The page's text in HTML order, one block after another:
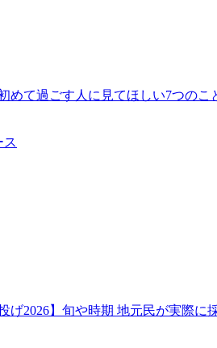
めて過ごす人に見てほしい7つのこ
ス
げ2026】旬や時期 地元民が実際に